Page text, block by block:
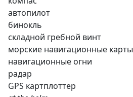
автопилот
бинокль
складной гребной винт
морские навигационные карты
навигационные огни
радар
GPS картплоттер